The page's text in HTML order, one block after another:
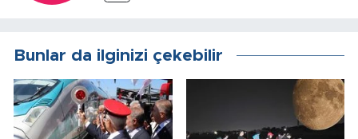
Bunlar da ilginizi çekebilir